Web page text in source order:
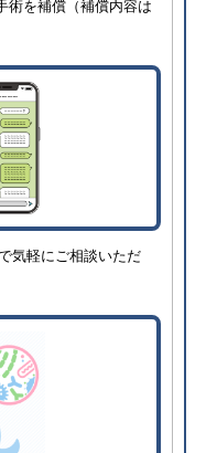
術を補償（補償内容は
気軽にご相談いただ